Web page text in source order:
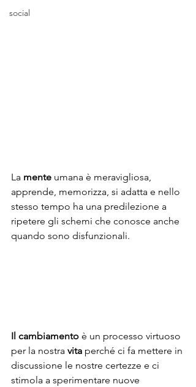
social
La mente umana è meravigliosa,
apprende, memorizza, si adatta e nello
stesso tempo ha una predilezione a
ripetere gli schemi che conosce anche
quando sono disfunzionali.
Il cambiamento è un processo virtuoso
per la nostra vita perché ci fa mettere in
discussione le nostre certezze e ci
stimola a sperimentare nuove